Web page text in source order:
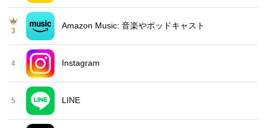
3
Amazon Music: 音楽やポッドキャスト
4 Instagram
5 LINE